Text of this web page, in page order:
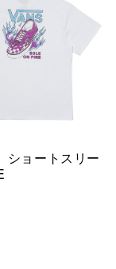
ショートスリー